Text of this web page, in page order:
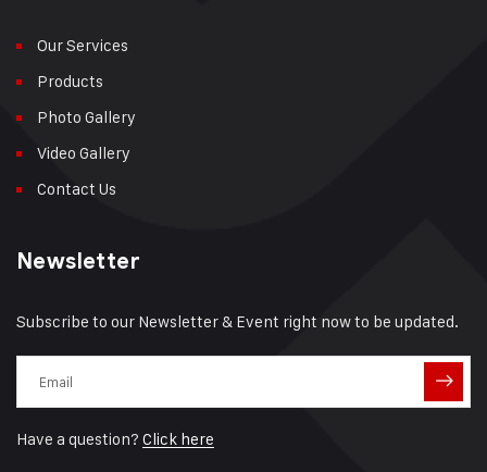
Our Services
Products
Photo Gallery
Video Gallery
Contact Us
Newsletter
Subscribe to our Newsletter & Event right now to be updated.
Have a question? Click here